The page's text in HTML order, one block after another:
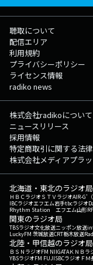
聴取について
配信エリア
利用規約
プライバシーポリシー
ライセンス情報
radiko news
株式会社radikoについて
ニュースリリース
採用情報
特定商取引に関する法
株式会社メディアプラ
北海道・東北のラジオ局
ＨＢＣラジオＳＴＶラジオAIR-G'
IBCラジオエフエム岩手tbcラジオ
Rhythm Station エフエム山形
関東のラジオ局
TBSラジオ文化放送ニッポン放送
LuckyFM 茨城放送CRT栃木放送
北陸・甲信越のラジオ局
ＢＳＮラジオFM NIIGATAＫＮＢラ
YBSラジオFM FUJISBCラジオ ＦＭ